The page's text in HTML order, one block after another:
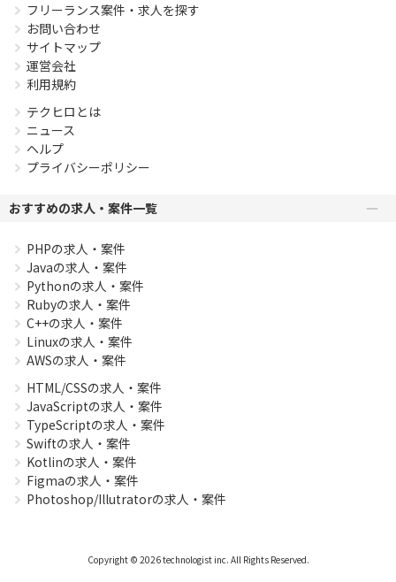
フリーランス案件・求人を探す
お問い合わせ
サイトマップ
運営会社
利用規約
テクヒロとは
ニュース
ヘルプ
プライバシーポリシー
おすすめの求人・案件一覧
PHPの求人・案件
Javaの求人・案件
Pythonの求人・案件
Rubyの求人・案件
C++の求人・案件
Linuxの求人・案件
AWSの求人・案件
HTML/CSSの求人・案件
JavaScriptの求人・案件
TypeScriptの求人・案件
Swiftの求人・案件
Kotlinの求人・案件
Figmaの求人・案件
Photoshop/Illutratorの求人・案件
Copyright © 2026 technologist inc. All Rights Reserved.